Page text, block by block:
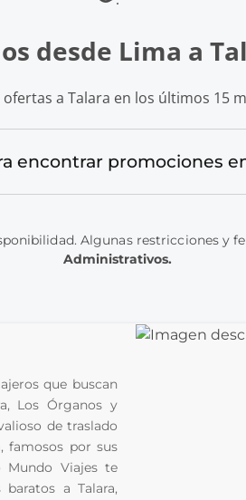
desde Lima a
ofertas a Talara en los últimos 15
encontrar promociones
Algunas restricciones y
Administrativos.
que buscan
Los Órganos y
de traslado
famosos por sus
Mundo Viajes te
a Talara,